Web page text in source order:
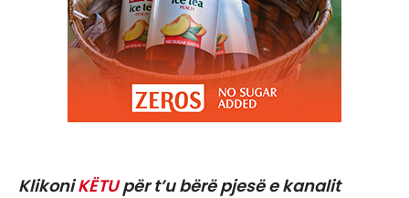
KlikoniKËTUpër t’u bërë pjesë e kanalit